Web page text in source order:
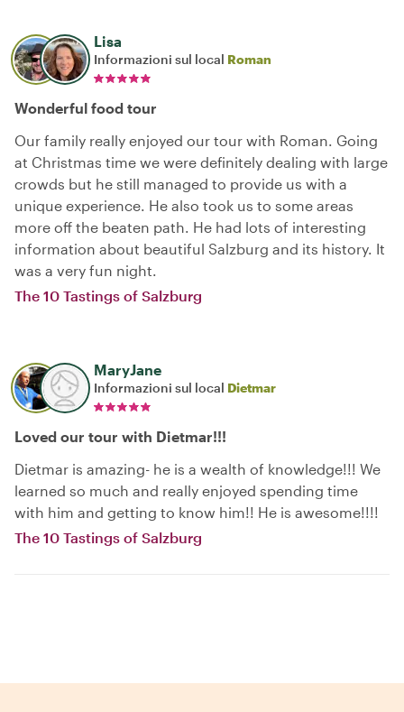
Lisa
Informazioni sul local Roman
Wonderful food tour
Our family really enjoyed our tour with Roman. Going
at Christmas time we were definitely dealing with large
crowds but he still managed to provide us with a
unique experience. He also took us to some areas
more off the beaten path. He had lots of interesting
information about beautiful Salzburg and its history. It
was a very fun night.
The 10 Tastings of Salzburg
MaryJane
Informazioni sul local Dietmar
Loved our tour with Dietmar!!!
Dietmar is amazing- he is a wealth of knowledge!!! We
learned so much and really enjoyed spending time
with him and getting to know him!! He is awesome!!!!
The 10 Tastings of Salzburg